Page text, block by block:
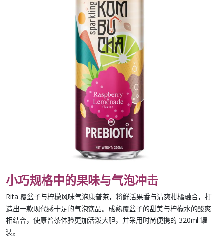
小巧规格中的果味与气泡冲击
Rita 覆盆子与柠檬风味气泡康普茶，将鲜活果香与清爽柑橘融合，打
造出一款现代感十足的气泡饮品。成熟覆盆子的甜美与柠檬水的酸爽
相结合，使康普茶体验更加活泼大胆，并采用时尚便携的 320ml 罐
装。